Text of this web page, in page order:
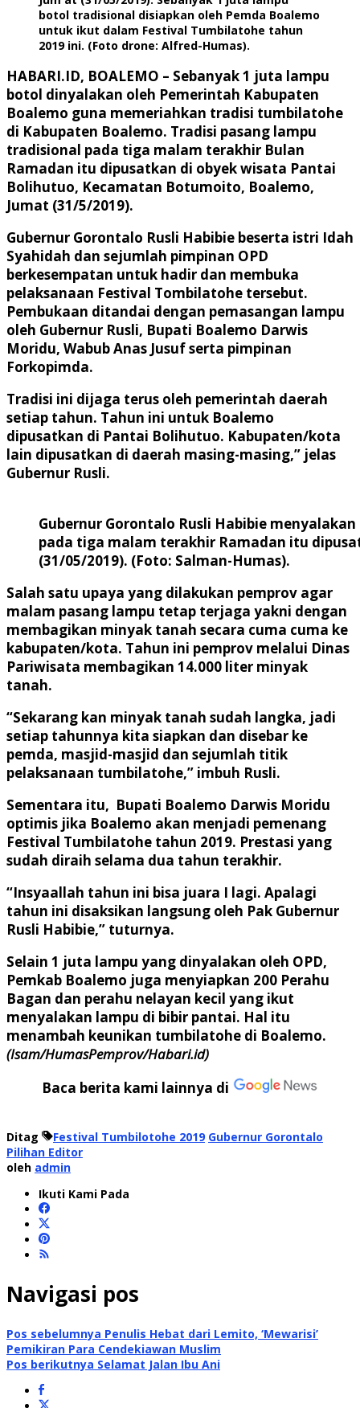
botol tradisional disiapkan oleh Pemda Boalemo
untuk ikut dalam Festival Tumbilatohe tahun
2019 ini. (Foto drone: Alfred-Humas).
HABARI.ID, BOALEMO – Sebanyak 1 juta lampu
botol dinyalakan oleh Pemerintah Kabupaten
Boalemo guna memeriahkan tradisi tumbilatohe
di Kabupaten Boalemo. Tradisi pasang lampu
tradisional pada tiga malam terakhir Bulan
Ramadan itu dipusatkan di obyek wisata Pantai
Bolihutuo, Kecamatan Botumoito, Boalemo,
Jumat (31/5/2019).
Gubernur Gorontalo Rusli Habibie beserta istri Idah
Syahidah dan sejumlah pimpinan OPD
berkesempatan untuk hadir dan membuka
pelaksanaan Festival Tombilatohe tersebut.
Pembukaan ditandai dengan pemasangan lampu
oleh Gubernur Rusli, Bupati Boalemo Darwis
Moridu, Wabub Anas Jusuf serta pimpinan
Forkopimda.
Tradisi ini dijaga terus oleh pemerintah daerah
setiap tahun. Tahun ini untuk Boalemo
dipusatkan di Pantai Bolihutuo. Kabupaten/kota
lain dipusatkan di daerah masing-masing,” jelas
Gubernur Rusli.
Gubernur Gorontalo Rusli Habibie
pada tiga malam terakhir Ramadan itu
(31/05/2019). (Foto: Salman-Humas).
Salah satu upaya yang dilakukan pemprov agar
malam pasang lampu tetap terjaga yakni dengan
membagikan minyak tanah secara cuma cuma ke
kabupaten/kota. Tahun ini pemprov melalui Dinas
Pariwisata membagikan 14.000 liter minyak
tanah.
“Sekarang kan minyak tanah sudah langka, jadi
setiap tahunnya kita siapkan dan disebar ke
pemda, masjid-masjid dan sejumlah titik
pelaksanaan tumbilatohe,” imbuh Rusli.
Sementara itu, Bupati Boalemo Darwis Moridu
optimis jika Boalemo akan menjadi pemenang
Festival Tumbilatohe tahun 2019. Prestasi yang
sudah diraih selama dua tahun terakhir.
“Insyaallah tahun ini bisa juara I lagi. Apalagi
tahun ini disaksikan langsung oleh Pak Gubernur
Rusli Habibie,” tuturnya.
Selain 1 juta lampu yang dinyalakan oleh OPD,
Pemkab Boalemo juga menyiapkan 200 Perahu
Bagan dan perahu nelayan kecil yang ikut
menyalakan lampu di bibir pantai. Hal itu
menambah keunikan tumbilatohe di Boalemo.
(Isam/HumasPemprov/Habari.id)
Baca berita kami lainnya di
Ditag Festival Tumbilotohe 2019 Gubernur Gorontalo
Pilihan Editor
oleh admin
Ikuti Kami Pada
Navigasi pos
Pos sebelumnya Penulis Hebat dari Lemito, ‘Mewarisi’
Pemikiran Para Cendekiawan Muslim
Pos berikutnya Selamat Jalan Ibu Ani